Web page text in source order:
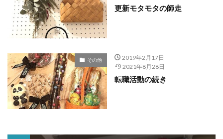
更新モタモタの師走
その他
2019年2月17日
2021年8月28日
転職活動の続き